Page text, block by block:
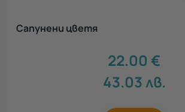
Сапунени цветя
22.00 €
43.03 лв.